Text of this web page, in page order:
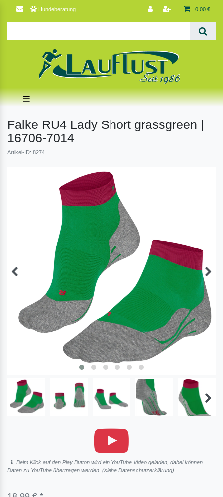
Hundeberatung 0,00 €
☰
Falke RU4 Lady Short grassgreen |
16706-7014
Artikel-ID: 8274
Beim Klick auf den Play Button wird ein YouTube Video geladen, dabei können
Daten zu YouTube übertragen werden. (siehe Daten­schutz­erklärung)